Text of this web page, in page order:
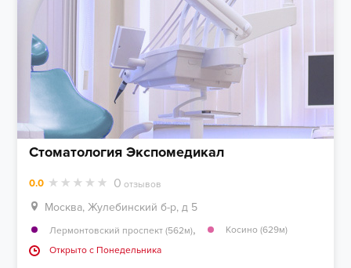
Стоматология Экспомедикал
0.0 0 отзывов
Москва, Жулебинский б-р, д 5
Лермонтовский проспект (562м),
Косино (629м)
Открыто c Понедельника